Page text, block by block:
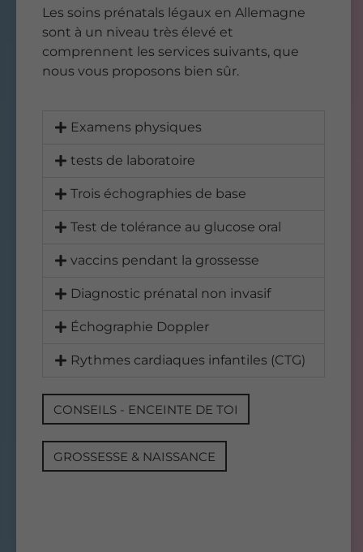
Les soins prénatals légaux en Allemagne
sont à un niveau très élevé et
comprennent les services suivants, que
nous vous proposons bien sûr.
Examens physiques
tests de laboratoire
Trois échographies de base
Test de tolérance au glucose oral
vaccins pendant la grossesse
Diagnostic prénatal non invasif
Échographie Doppler
Rythmes cardiaques infantiles (CTG)
CONSEILS - ENCEINTE DE TOI
GROSSESSE & NAISSANCE